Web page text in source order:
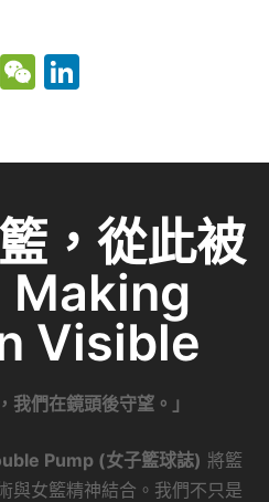
E
W
at
dI
n
，從此被
Making
Visible
我們在鏡頭後守望。」
Pump (女子籃球誌) 將籃
與女籃精神結合。我們不只是